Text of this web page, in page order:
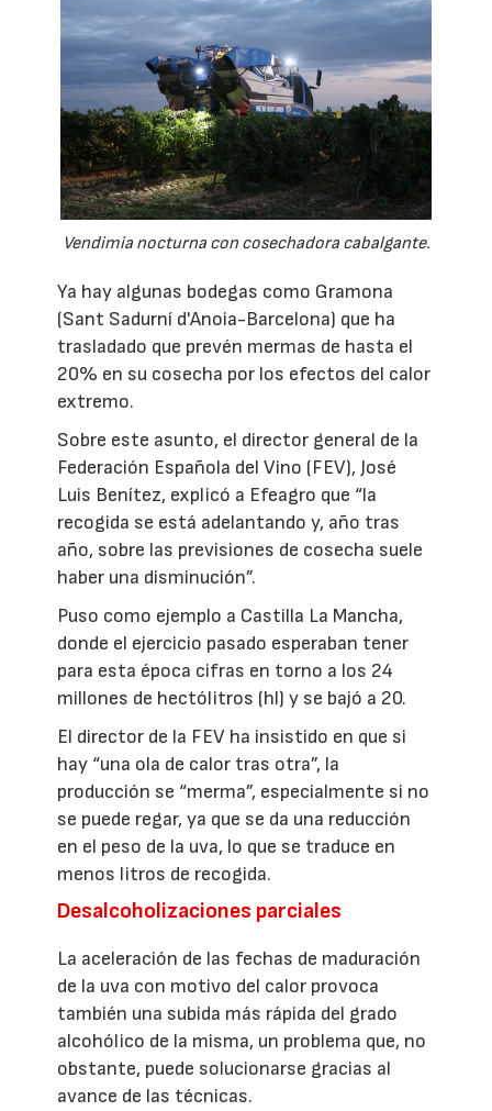
Vendimia nocturna con cosechadora cabalgante.
Ya hay algunas bodegas como Gramona
(Sant Sadurní d'Anoia-Barcelona) que ha
trasladado que prevén mermas de hasta el
20% en su cosecha por los efectos del calor
extremo.
Sobre este asunto, el director general de la
Federación Española del Vino (FEV), José
Luis Benítez, explicó a Efeagro que “la
recogida se está adelantando y, año tras
año, sobre las previsiones de cosecha suele
haber una disminución”.
Puso como ejemplo a Castilla La Mancha,
donde el ejercicio pasado esperaban tener
para esta época cifras en torno a los 24
millones de hectólitros (hl) y se bajó a 20.
El director de la FEV ha insistido en que si
hay “una ola de calor tras otra”, la
producción se “merma”, especialmente si no
se puede regar, ya que se da una reducción
en el peso de la uva, lo que se traduce en
menos litros de recogida.
Desalcoholizaciones parciales
La aceleración de las fechas de maduración
de la uva con motivo del calor provoca
también una subida más rápida del grado
alcohólico de la misma, un problema que, no
obstante, puede solucionarse gracias al
avance de las técnicas.